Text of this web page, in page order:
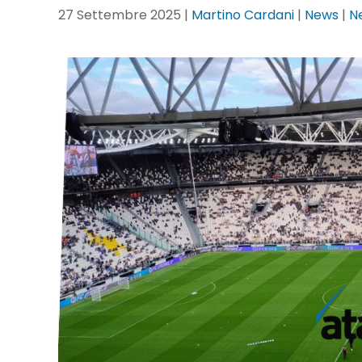
27 Settembre 2025 | Martino Cardani | News |